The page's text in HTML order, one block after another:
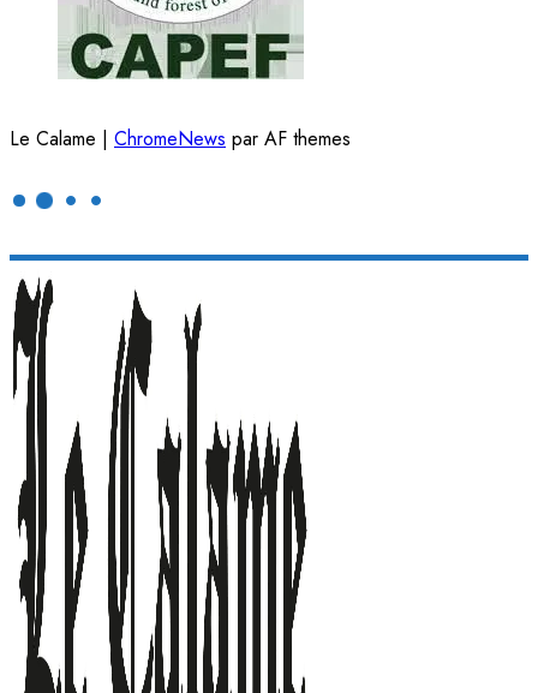
Le Calame | ChromeNews par AF themes